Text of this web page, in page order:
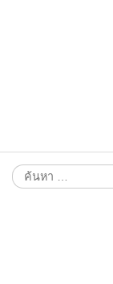
ค้นหา
สำหรับ: